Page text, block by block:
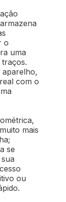
o
uma
aparelho,
com o
mais
se
ou